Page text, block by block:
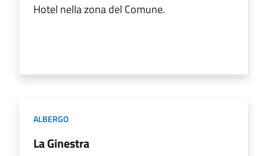
Hotel nella zona del Comune.
ALBERGO
La Ginestra